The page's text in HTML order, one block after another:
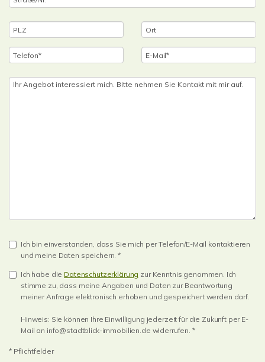
Ich bin einverstanden, dass Sie mich per Telefon/E-Mail kontaktieren
und meine Daten speichern. *
Ich habe die Datenschutzerklärung zur Kenntnis genommen. Ich
stimme zu, dass meine Angaben und Daten zur Beantwortung
meiner Anfrage elektronisch erhoben und gespeichert werden darf.
Hinweis: Sie können Ihre Einwilligung jederzeit für die Zukunft per E-
Mail an info@stadtblick-immobilien.de widerrufen. *
* Pflichtfelder